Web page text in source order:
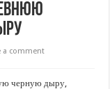
a comment
черную дыру,